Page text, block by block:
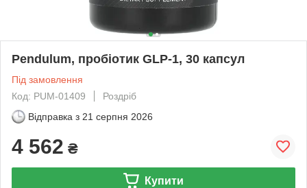
Pendulum, пробіотик GLP-1, 30 капсул
Під замовлення
Код: PUM-01409
Роздріб
Відправка з 21 серпня 2026
4 562 ₴
Купити